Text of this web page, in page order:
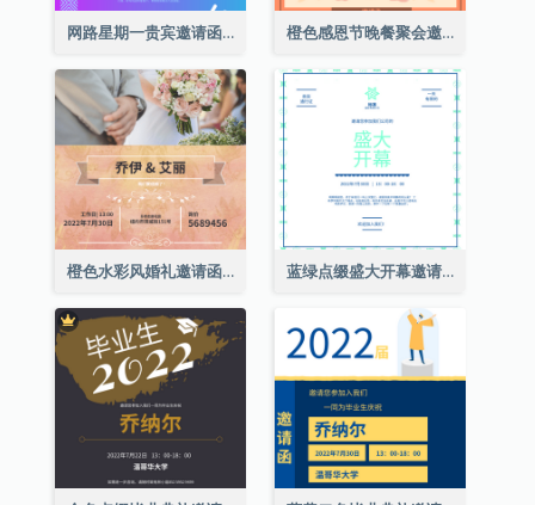
网路星期一贵宾邀请函 橙色感恩节晚餐聚会邀请函
橙色水彩风婚礼邀请函 蓝绿点缀盛大开幕邀请函